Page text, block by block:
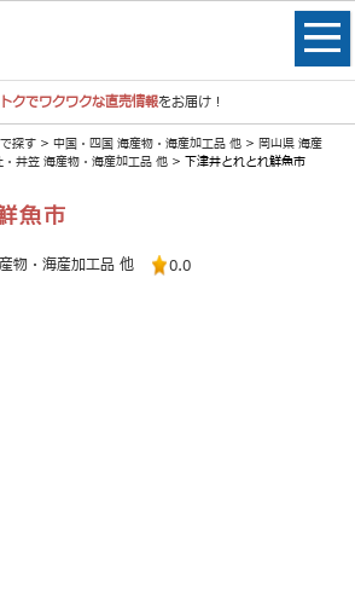
クでワクワクな直売情報をお届け！
探す > 中国・四国 海産物・海産加工品 他 > 岡山県 海産
井笠 海産物・海産加工品 他 > 下津井とれとれ鮮魚市
魚市
物・海産加工品 他 0.0